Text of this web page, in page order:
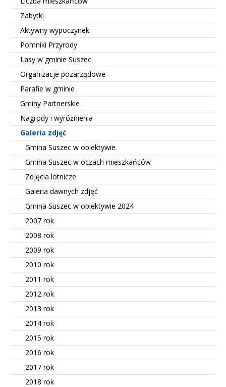
Zabytki
Aktywny wypoczynek
Pomniki Przyrody
Lasy w gminie Suszec
Organizacje pozarządowe
Parafie w gminie
Gminy Partnerskie
Nagrody i wyróżnienia
Galeria zdjęć
Gmina Suszec w obiektywie
Gmina Suszec w oczach mieszkańców
Zdjęcia lotnicze
Galeria dawnych zdjęć
Gmina Suszec w obiektywie 2024
2007 rok
2008 rok
2009 rok
2010 rok
2011 rok
2012 rok
2013 rok
2014 rok
2015 rok
2016 rok
2017 rok
2018 rok